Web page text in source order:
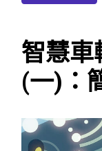
智慧車
(一)：